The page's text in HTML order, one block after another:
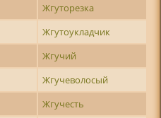
Жгуторезка
Жгутоукладчик
Жгучий
Жгучеволосый
Жгучесть